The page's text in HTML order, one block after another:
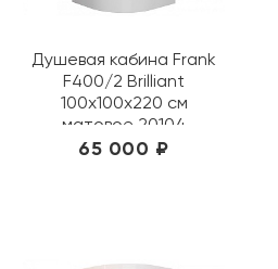
Душевая кабина Frank
F400/2 Brilliant
100х100х220 см
матовое 20104
65 000 ₽